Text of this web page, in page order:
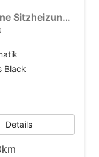
1.6 T-GDI 150PS Automatik N-Line Sitzheizung Lenkradheizung Klimaautomatik Navi 10,3"-Touchscreen Bluelink Apple CarPlay + Android Auto PDC v+h Rückf.Kamera 18-LM
Black
Details